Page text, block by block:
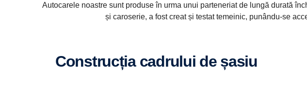
Autocarele noastre sunt produse în urma unui parteneriat de lungă durată
și caroserie, a fost creat și testat temeinic, punându-se
Construcția cadrului de șasiu